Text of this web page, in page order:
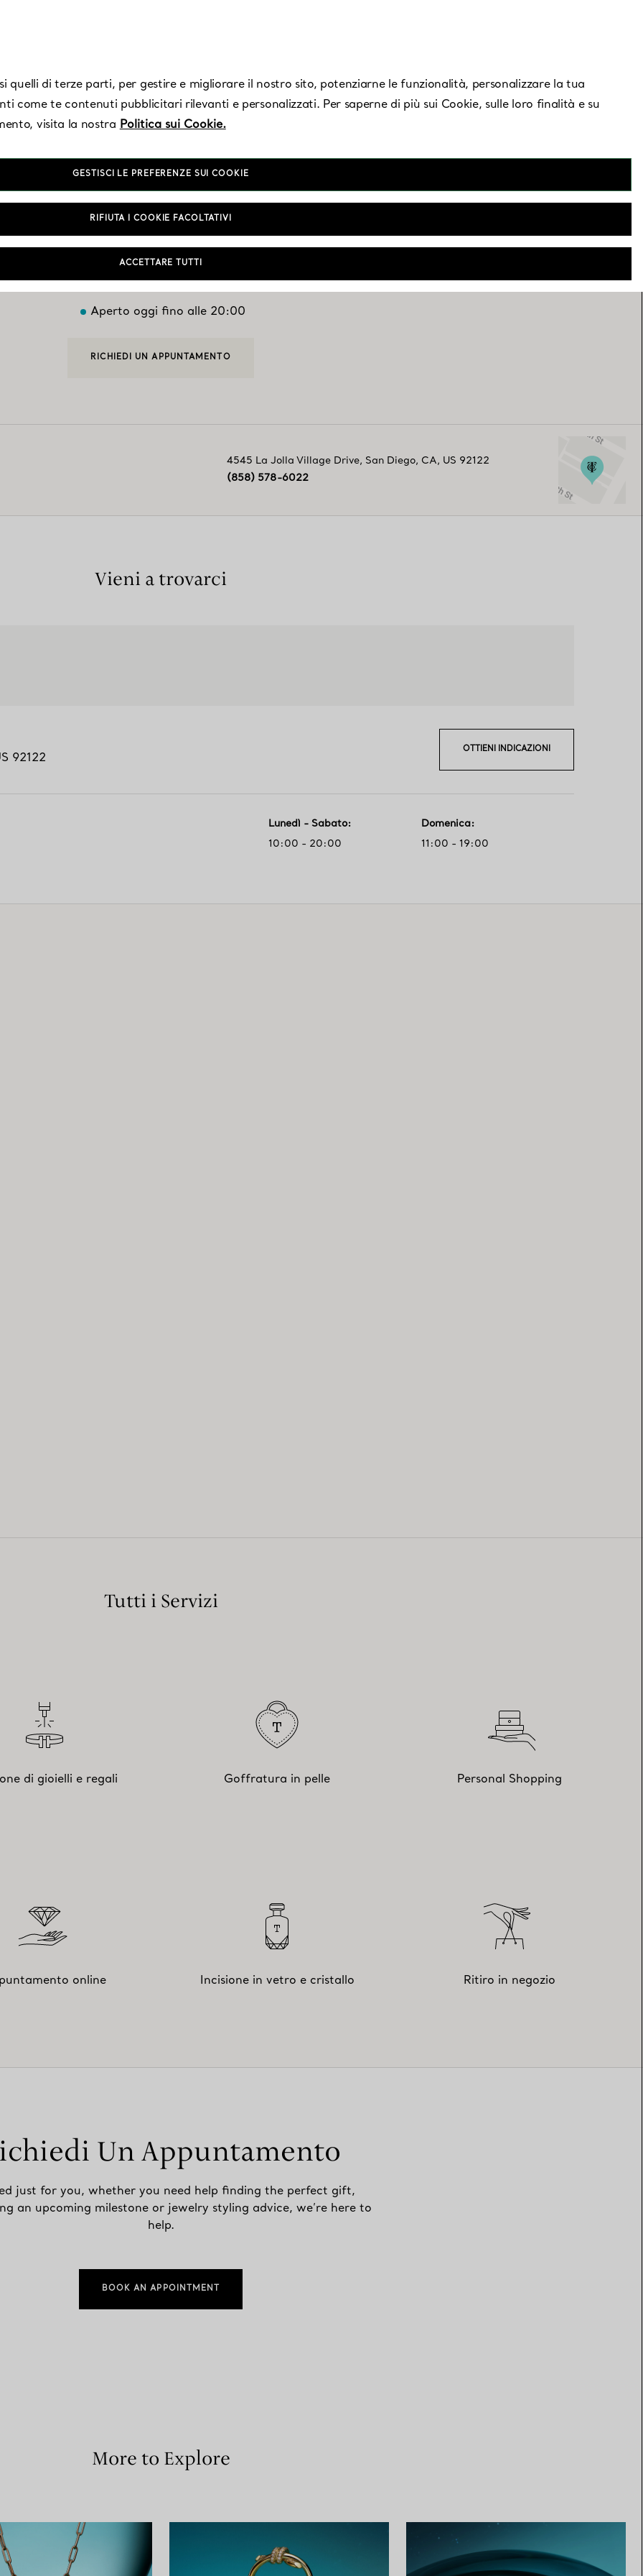
Diego - Westfield UTC
La Jolla
Aperto oggi fino alle 20:00
RICHIEDI UN APPUNTAMENTO
4545 La Jolla Village Drive, San Diego, CA, US 92122
(858) 578-6022
Vieni a trovarci
92122
OTTIENI INDICAZIONI
Lunedì - Sabato:
10:00 - 20:00
Domenica:
11:00 - 19:00
Tutti i Servizi
di gioielli e regali Goffratura in pelle Personal Shopping
online Incisione in vetro e cristallo Ritiro in negozio
Un Appuntamento
just for you, whether you need help finding the perfect gift,
an upcoming milestone or jewelry styling advice, we’re here to
help.
BOOK AN APPOINTMENT
More to Explore
quelli di terze parti, per gestire e migliorare il nostro sito, potenziarne le funzionalità, personalizzare la tua
come te contenuti pubblicitari rilevanti e personalizzati. Per saperne di più sui Cookie, sulle loro finalità e su
visita la nostra Politica sui Cookie.
GESTISCI LE PREFERENZE SUI COOKIE
RIFIUTA I COOKIE FACOLTATIVI
ACCETTARE TUTTI